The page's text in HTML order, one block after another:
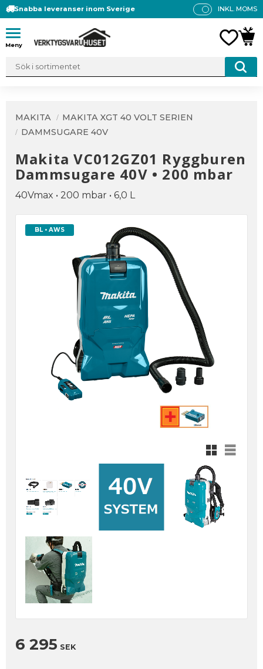
Meny
Snabba leveranser inom Sverige
P
INKL. MOMS
MAKITA
MAKITA XGT 40 VOLT SERIEN
DAMMSUGARE 40V
Makita VC012GZ01 Ryggburen
Dammsugare 40V • 200 mbar
40Vmax • 200 mbar • 6,0 L
BL • AWS
Rutnätsvy
Listvy
6 295 SEK